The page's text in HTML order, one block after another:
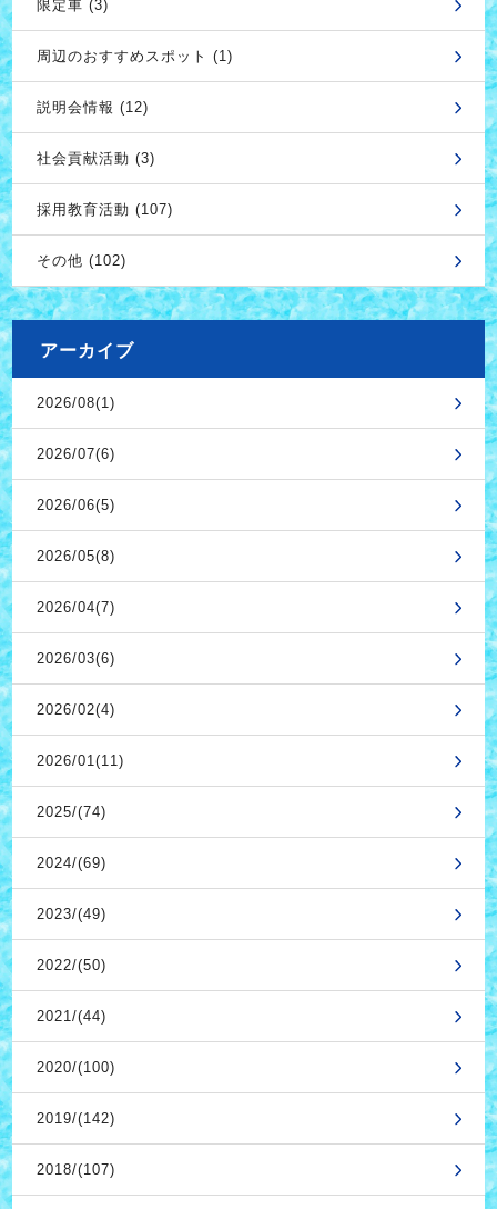
限定車 (3)
周辺のおすすめスポット (1)
説明会情報 (12)
社会貢献活動 (3)
採用教育活動 (107)
その他 (102)
アーカイブ
2026/08(1)
2026/07(6)
2026/06(5)
2026/05(8)
2026/04(7)
2026/03(6)
2026/02(4)
2026/01(11)
2025/(74)
2024/(69)
2023/(49)
2022/(50)
2021/(44)
2020/(100)
2019/(142)
2018/(107)